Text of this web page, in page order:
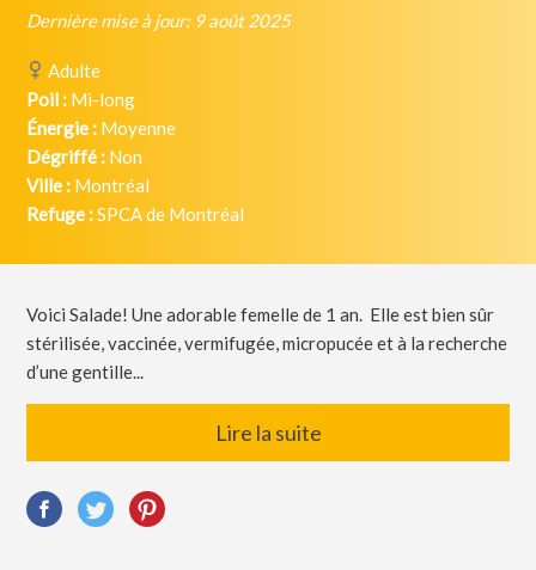
Dernière mise à jour: 9 août 2025
Adulte
Poil : Mi-long
Énergie : Moyenne
Dégriffé : Non
Ville : Montréal
Refuge :SPCA de Montréal
Voici Salade! Une adorable femelle de 1 an. Elle est bien sûr
stérilisée, vaccinée, vermifugée, micropucée et à la recherche
d’une gentille...
Lire la suite